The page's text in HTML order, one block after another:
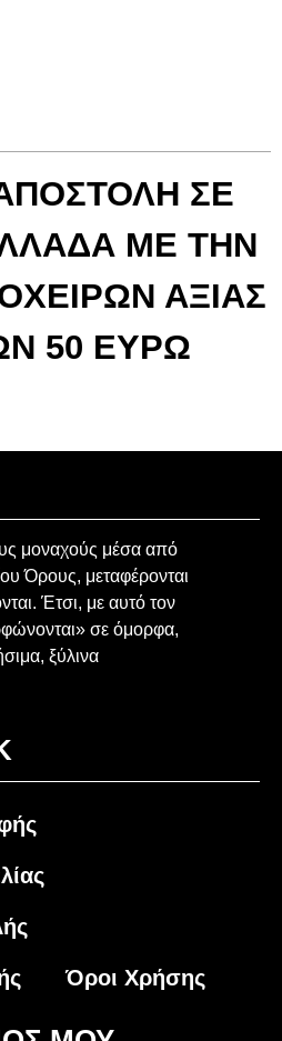
ΣΕ
ΜΕ ΤΗΝ
ΑΞΙΑΣ
50 ΕΥΡΩ
μοναχούς μέσα από
Όρους, μεταφέρονται
Έτσι, με αυτό τον
σε όμορφα,
ξύλινα
Όροι Χρήσης